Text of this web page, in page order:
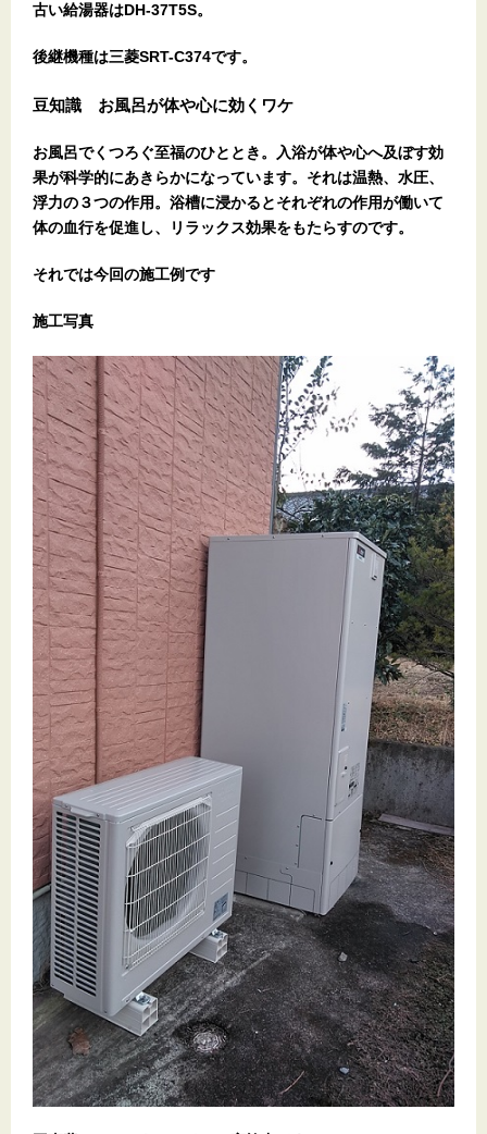
古い給湯器はDH-37T5S。
後継機種は三菱SRT-C374です。
豆知識 お風呂が体や心に効くワケ
お風呂でくつろぐ至福のひととき。入浴が体や心へ及ぼす効
果が科学的にあきらかになっています。それは温熱、水圧、
浮力の３つの作用。浴槽に浸かるとそれぞれの作用が働いて
体の血行を促進し、リラックス効果をもたらすのです。
それでは今回の施工例です
施工写真